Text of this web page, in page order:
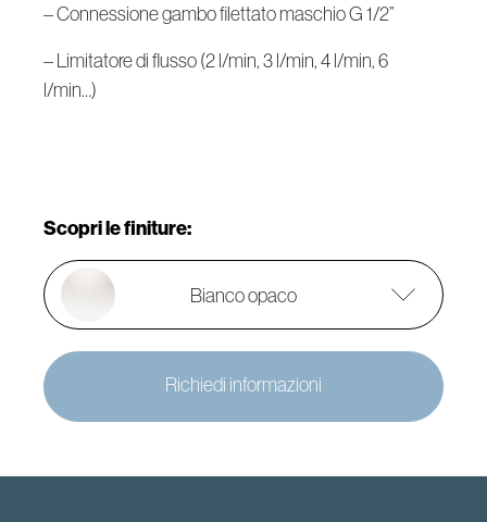
– Connessione gambo filettato maschio G 1/2”
– Limitatore di flusso (2 l/min, 3 l/min, 4 l/min, 6
l/min…)
Scopri le finiture:
Bianco opaco
Richiedi informazioni